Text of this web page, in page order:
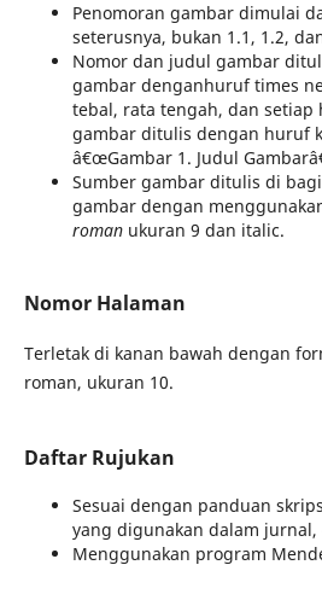
Penomoran gambar dimulai
seterusnya, bukan 1.1, 1.2,
Nomor dan judul gambar
gambar denganhuruf times
tebal, rata tengah, dan
gambar ditulis dengan huruf
â€œGambar 1. Judul
Sumber gambar ditulis di
gambar dengan
romanukuran 9 dan italic.
Nomor Halaman
Terletak di kanan bawah dengan
roman, ukuran 10.
Daftar Rujukan
Sesuai dengan panduan
yang digunakan dalam jurnal,
Menggunakan program